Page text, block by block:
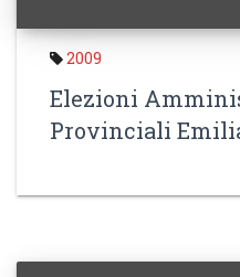
2009
Elezioni
Provinciali